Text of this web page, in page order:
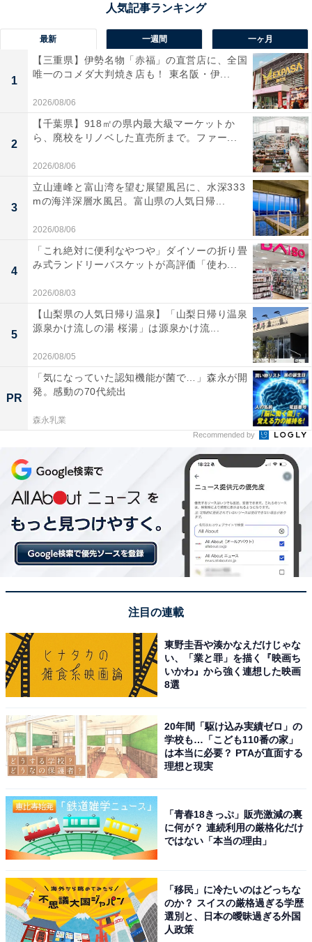
上町駅の入口はボックス型
上町駅はホームこそ路面電車らしい簡素な造りですが、
駅舎の方はシャープな四角型でなかなかに立派。上り線
と下り線でホームがやや離れているので、「目的駅を乗
り過ごしてしまったので戻りたい！」という場合に、上
町駅でUターンしようとすると少し大変かもしれませ
ん。
平日お昼の人通りは控えめ
上町駅の駅前南側は「 上町銀座会 」という、ちょっとし
た商店街になっています。
「Ozeki」の看板が実にご立派！
上町駅と世田谷通りを挟んで反対側にあるのは、安い青
果類の品ぞろえで有名なスーパー「オオゼキ」。ほかの
街にあるオオゼキと比べても
店舗規模はかなり大きく、
食品類のバラエティーが非常に豊か！
ある程度取り扱っているので、上町で暮らすとなるとこ
こを頻繁に使うことになりそうです。
最新 一週間 一ヶ月
1
【三重県】伊勢名物「赤福」の直営店に、全国
唯一のコメダ大判焼き店も！ 東名阪・伊...
2026/08/06
2
【千葉県】918㎡の県内最大級マーケットか
ら、廃校をリノベした直売所まで。ファー...
2026/08/06
3
立山連峰と富山湾を望む展望風呂に、水深333
mの海洋深層水風呂。富山県の人気日帰...
2026/08/06
4
「これ絶対に便利なやつや」ダイソーの折り畳
み式ランドリーバスケットが高評価「使わ...
2026/08/03
5
【山梨県の人気日帰り温泉】「山梨日帰り温泉
源泉かけ流しの湯 桜湯」は源泉かけ流...
2026/08/05
PR
「気になっていた認知機能が菌で…」森永が開
発。感動の70代続出
森永乳業
Recommended by
注目の連載
東野圭吾や湊かなえだけじゃな
い、「業と罪」を描く『映画ち
いかわ』から強く連想した映画
8選
20年間「駆け込み実績ゼロ」の
学校も…「こども110番の家」
は本当に必要？ PTAが直面する
理想と現実
「青春18きっぷ」販売激減の裏
に何が？ 連続利用の厳格化だけ
ではない「本当の理由」
「移民」に冷たいのはどっちな
のか？ スイスの厳格過ぎる学歴
選別と、日本の曖昧過ぎる外国
人政策